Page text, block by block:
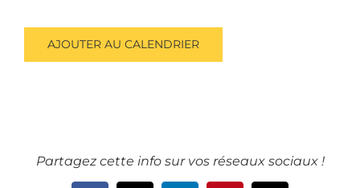
AJOUTER AU CALENDRIER
Partagez cette info sur vos réseaux sociaux !